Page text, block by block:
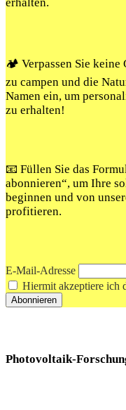
🏕️ Verpassen Sie keine
zu campen und die
Namen ein, um
zu erhalten!
📧 Füllen Sie das
abonnieren“, um Ihre
beginnen und von
profitieren.
E-Mail-Adresse
Hiermit akzeptiere ich
Photovoltaik-